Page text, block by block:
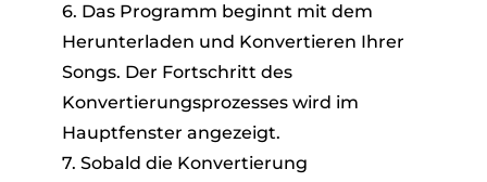
6. Das Programm beginnt mit dem
Herunterladen und Konvertieren Ihrer
Songs. Der Fortschritt des
Konvertierungsprozesses wird im
Hauptfenster angezeigt.
7. Sobald die Konvertierung